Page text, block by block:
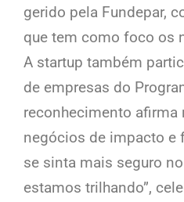
gerido pela Fundepar,
que tem como foco os
A startup também
de empresas do
reconhecimento afirma
negócios de impacto e
se sinta mais seguro
estamos trilhando”,